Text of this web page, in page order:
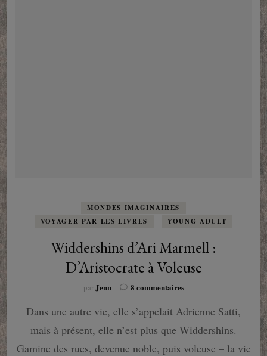
MONDES IMAGINAIRES
VOYAGER PAR LES LIVRES
YOUNG ADULT
Widdershins d’Ari Marmell :
D’Aristocrate à Voleuse
par Jenn 8 commentairessur
d’Ari
:
D’Aristocrate
Dans une autre vie, elle s’appelait Adrienne Satti,
mais à présent, elle n’est plus que Widdershins.
Gamine des rues, devenue noble, puis voleuse – la vie